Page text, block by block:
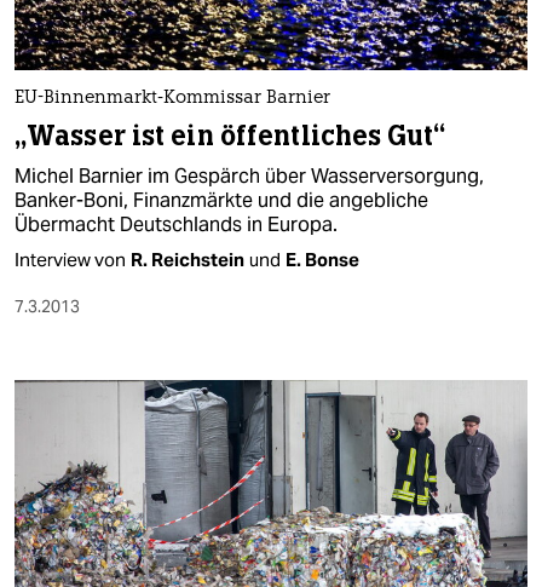
EU-Binnenmarkt-Kommissar Barnier
„Wasser ist ein öffentliches Gut“
Michel Barnier im Gespärch über Wasserversorgung,
Banker-Boni, Finanzmärkte und die angebliche
Übermacht Deutschlands in Europa.
Interview von R. Reichstein und E. Bonse
7.3.2013